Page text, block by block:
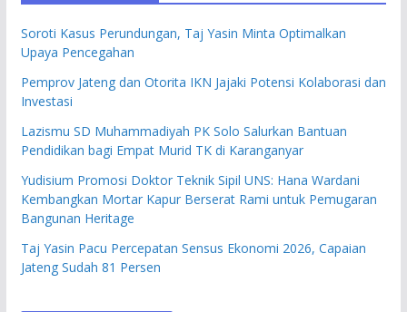
Soroti Kasus Perundungan, Taj Yasin Minta Optimalkan
Upaya Pencegahan
Pemprov Jateng dan Otorita IKN Jajaki Potensi Kolaborasi dan
Investasi
Lazismu SD Muhammadiyah PK Solo Salurkan Bantuan
Pendidikan bagi Empat Murid TK di Karanganyar
Yudisium Promosi Doktor Teknik Sipil UNS: Hana Wardani
Kembangkan Mortar Kapur Berserat Rami untuk Pemugaran
Bangunan Heritage
Taj Yasin Pacu Percepatan Sensus Ekonomi 2026, Capaian
Jateng Sudah 81 Persen